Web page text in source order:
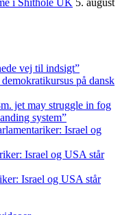
i Shithole UK 5. august
vej til indsigt”
på dansk
jet may struggle in fog
system”
Israel og
Israel og USA står
Israel og USA står